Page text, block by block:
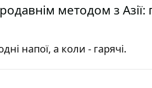
методом з
напої, а коли - гарячі.